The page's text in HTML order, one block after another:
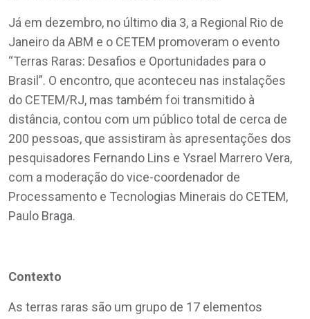
Já em dezembro, no último dia 3, a Regional Rio de
Janeiro da ABM e o CETEM promoveram o evento
“Terras Raras: Desafios e Oportunidades para o
Brasil”. O encontro, que aconteceu nas instalações
do CETEM/RJ, mas também foi transmitido à
distância, contou com um público total de cerca de
200 pessoas, que assistiram às apresentações dos
pesquisadores Fernando Lins e Ysrael Marrero Vera,
com a moderação do vice-coordenador de
Processamento e Tecnologias Minerais do CETEM,
Paulo Braga.
Contexto
As terras raras são um grupo de 17 elementos